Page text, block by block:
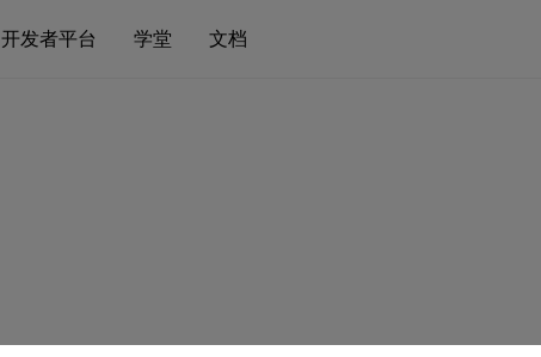
开发者平台 学堂 文档